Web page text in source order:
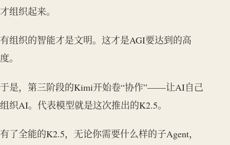
才组织起来。
有组织的智能才是文明。这才是AGI要达到的高
度。
于是，第三阶段的Kimi开始卷“协作”——让AI自己
组织AI。代表模型就是这次推出的K2.5。
有了全能的K2.5，无论你需要什么样的子Agent，